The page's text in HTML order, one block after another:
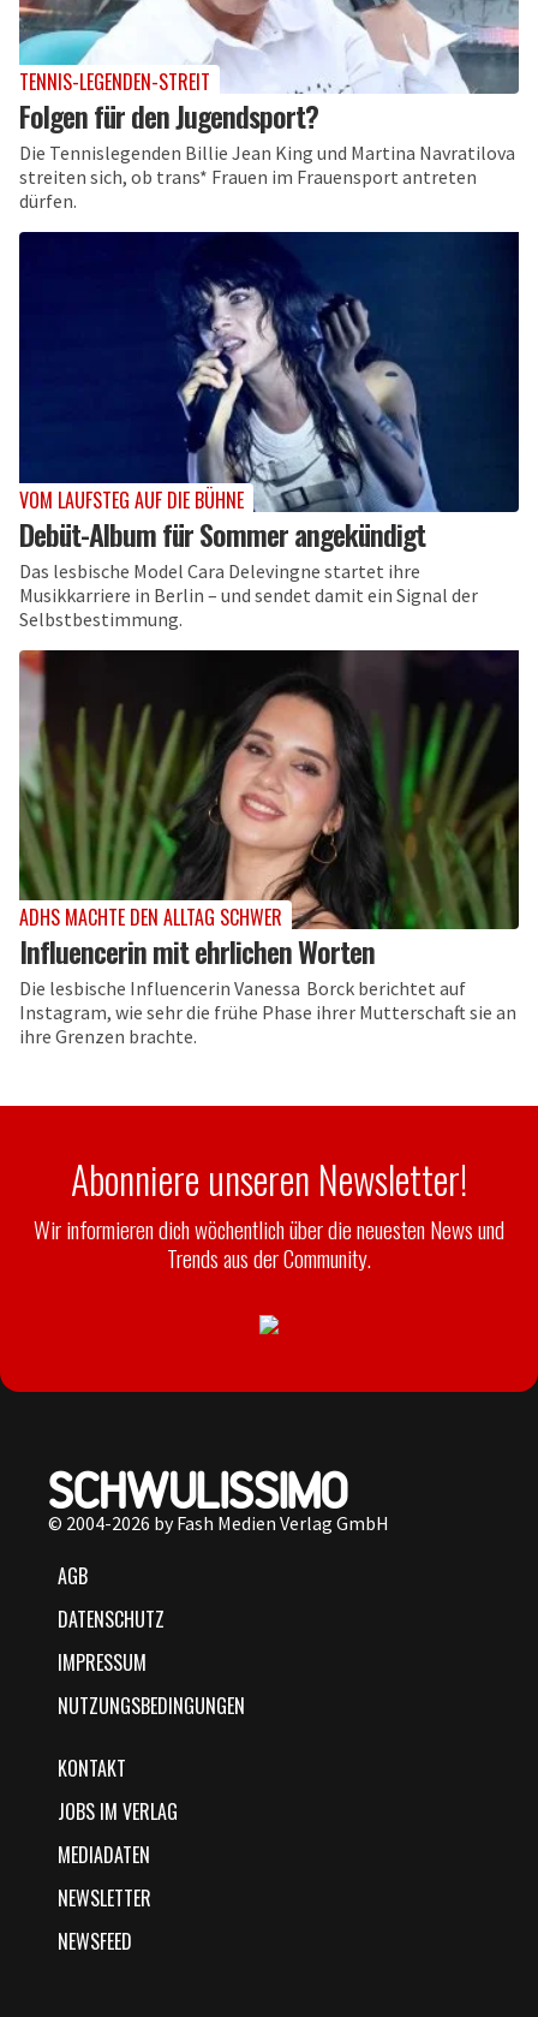
TENNIS-LEGENDEN-STREIT
Folgen für den Jugendsport?
Die Tennislegenden Billie Jean King und Martina Navratilova
streiten sich, ob trans* Frauen im Frauensport antreten
dürfen.
VOM LAUFSTEG AUF DIE BÜHNE
Debüt-Album für Sommer angekündigt
Das lesbische Model Cara Delevingne startet ihre
Musikkarriere in Berlin – und sendet damit ein Signal der
Selbstbestimmung.
ADHS MACHTE DEN ALLTAG SCHWER
Influencerin mit ehrlichen Worten
Die lesbische Influencerin Vanessa Borck berichtet auf
Instagram, wie sehr die frühe Phase ihrer Mutterschaft sie an
ihre Grenzen brachte.
Abonniere unseren Newsletter!
Wir informieren dich wöchentlich über die neuesten News und
Trends aus der Community.
© 2004-2026 by Fash Medien Verlag GmbH
AGB
DATENSCHUTZ
IMPRESSUM
NUTZUNGSBEDINGUNGEN
KONTAKT
JOBS IM VERLAG
MEDIADATEN
NEWSLETTER
NEWSFEED